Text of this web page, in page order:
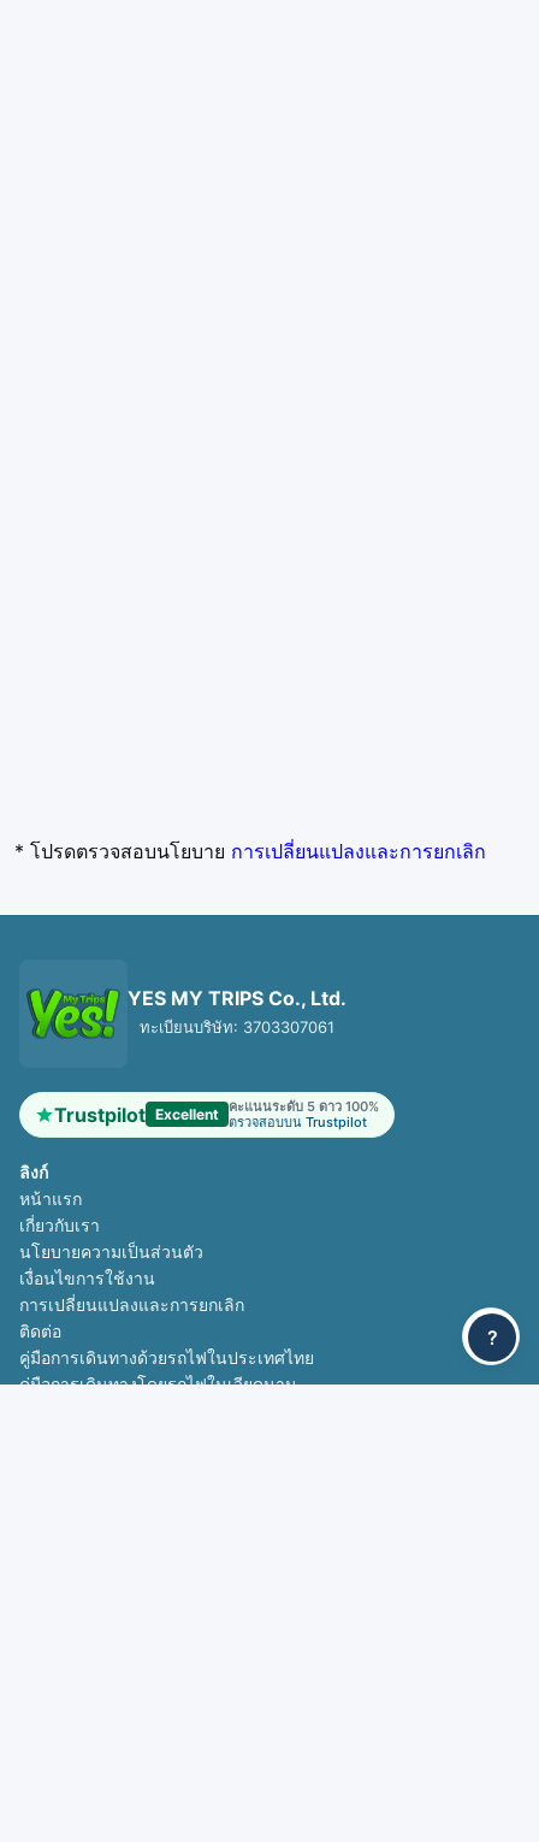
?
* โปรดตรวจสอบนโยบาย การเปลี่ยนแปลงและการยกเลิก
YES MY TRIPS Co., Ltd.
ทะเบียนบริษัท: 3703307061
Trustpilot Excellent
คะแนนระดับ 5 ดาว 100%
ตรวจสอบบน Trustpilot
ลิงก์
หน้าแรก
เกี่ยวกับเรา
นโยบายความเป็นส่วนตัว
เงื่อนไขการใช้งาน
การเปลี่ยนแปลงและการยกเลิก
ติดต่อ
คู่มือการเดินทางด้วยรถไฟในประเทศไทย
คู่มือการเดินทางโดยรถไฟในเวียดนาม